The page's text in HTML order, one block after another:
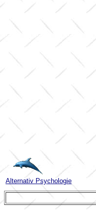
Alternativ Psychologie